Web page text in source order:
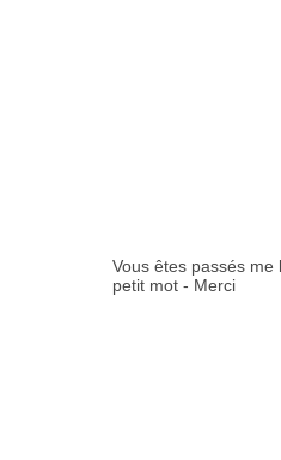
Vous êtes passés me
petit mot - Merci